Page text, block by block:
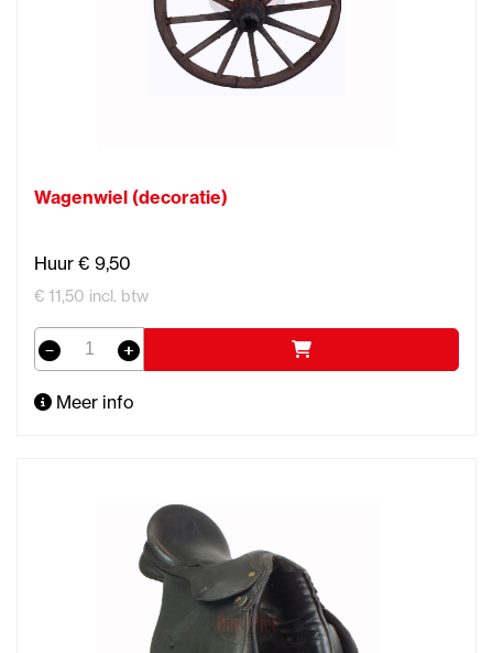
Wagenwiel (decoratie)
Huur € 9,50
€ 11,50 incl. btw
Meer info